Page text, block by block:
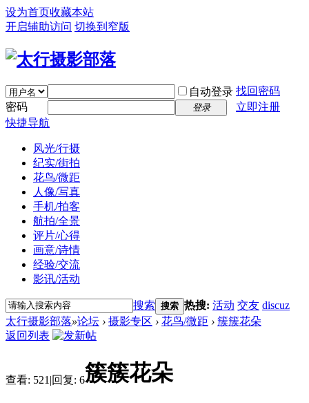
设为首页收藏本站
开启辅助访问 切换到窄版
自动登录 找回密码
密码
登录
立即注册
快捷导航
风光/行摄
纪实/街拍
花鸟/微距
人像/写真
手机/拍客
航拍/全景
评片/心得
画意/诗情
经验/交流
影讯/活动
搜索 搜索 热搜: 活动 交友 discuz
太行摄影部落»论坛 › 摄影专区 › 花鸟/微距 › 簇簇花朵
返回列表
查看: 521 |回复: 6簇簇花朵